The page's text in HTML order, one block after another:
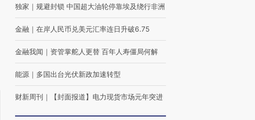
独家 ｜ 规避封锁 中国超大油轮停靠埃及绕行非洲
金融 ｜ 在岸人民币兑美元汇率连日升破6.75
金融我闻 ｜ 资管掌舵人更替 百年人寿僵局何解
能源 ｜ 多国出台光伏新政加速转型
财新周刊 ｜ 【封面报道】电力现货市场元年突进